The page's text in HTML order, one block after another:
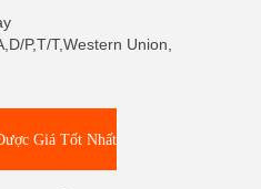
P,T/T,Western Union,
Giá Tốt Nhất